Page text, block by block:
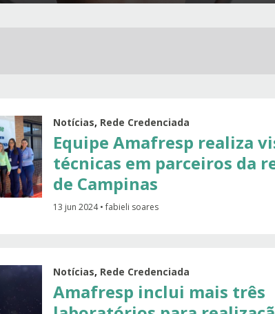
Notícias, Rede Credenciada
Equipe Amafresp realiza
técnicas em parceiros da
de Campinas
13 jun 2024 • fabieli soares
Notícias, Rede Credenciada
Amafresp inclui mais três